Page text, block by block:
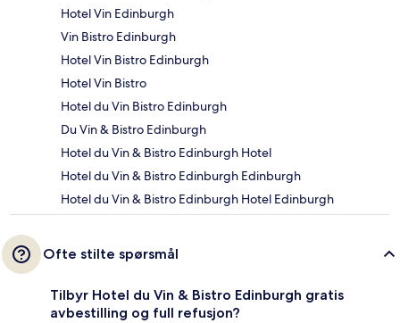
Hotel Vin Edinburgh
Vin Bistro Edinburgh
Hotel Vin Bistro Edinburgh
Hotel Vin Bistro
Hotel du Vin Bistro Edinburgh
Du Vin & Bistro Edinburgh
Hotel du Vin & Bistro Edinburgh Hotel
Hotel du Vin & Bistro Edinburgh Edinburgh
Hotel du Vin & Bistro Edinburgh Hotel Edinburgh
Ofte stilte spørsmål
Tilbyr Hotel du Vin & Bistro Edinburgh gratis
avbestilling og full refusjon?